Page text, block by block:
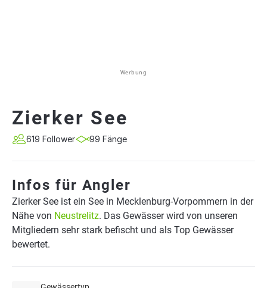
Werbung
Zierker See
619 Follower 99 Fänge
Infos für Angler
Zierker See ist ein See in Mecklenburg-Vorpommern in der
Nähe von Neustrelitz. Das Gewässer wird von unseren
Mitgliedern sehr stark befischt und als Top Gewässer
bewertet.